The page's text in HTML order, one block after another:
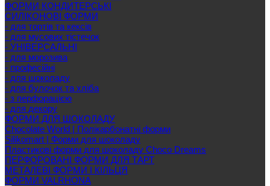
ФОРМИ КОНДИТЕРСЬКІ
СИЛІКОНОВІ ФОРМИ
- для тортів та кексів
- для мусових тістечок
- УНІВЕРСАЛЬНІ
- для морозива
- професійні
- для шоколаду
- для булочок та хліба
- з перфорацією
- для декору
ФОРМИ ДЛЯ ШОКОЛАДУ
Chocolate World | Полікарбонатні форми
Silikomart | Форми для шоколаду
Пластикові форми для шоколаду Choco Dreams
ПЕРФОРОВАНІ ФОРМИ ДЛЯ ТАРТ
МЕТАЛЕВІ ФОРМИ І КІЛЬЦЯ
ФОРМИ VALRHONA